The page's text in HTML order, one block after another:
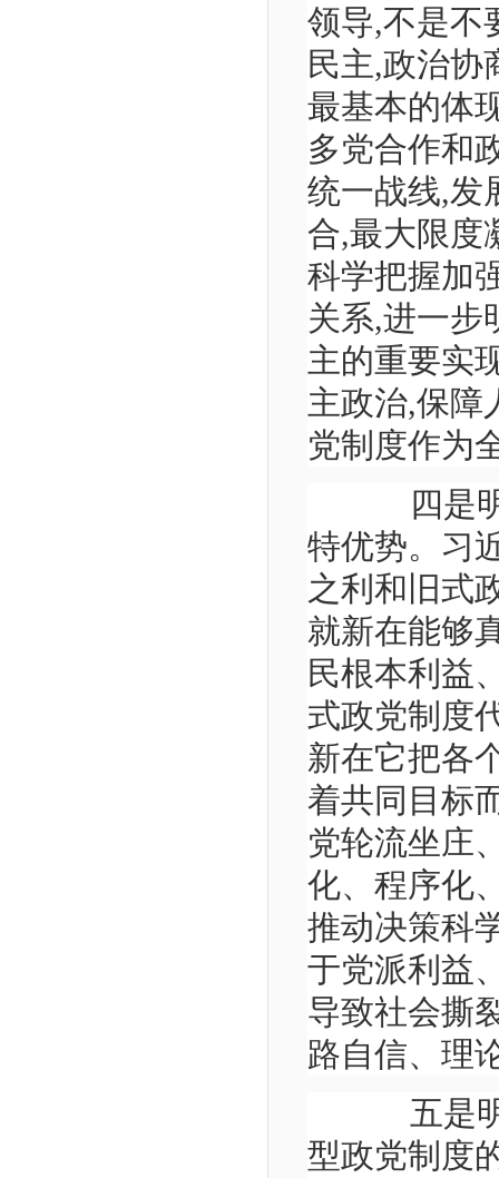
领导,不是不
民主,政治协
最基本的体
多党合作和
统一战线,发
合,最大限度
科学把握加
关系,进一步
主的重要实
主政治,保障
党制度作为
四是明
特优势。习
之利和旧式
就新在能够
民根本利益
式政党制度
新在它把各
着共同目标
党轮流坐庄
化、程序化
推动决策科
于党派利益
导致社会撕
路自信、理
五是明
型政党制度